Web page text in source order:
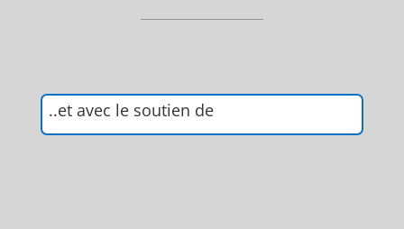
..et avec le soutien de